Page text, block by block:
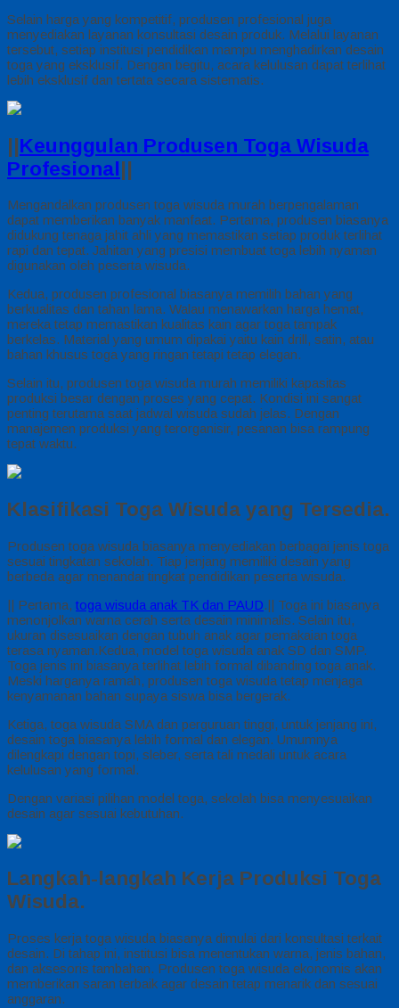
Selain harga yang kompetitif, produsen profesional juga
menyediakan layanan konsultasi desain produk. Melalui layanan
tersebut, setiap institusi pendidikan mampu menghadirkan desain
toga yang eksklusif. Dengan begitu, acara kelulusan dapat terlihat
lebih eksklusif dan tertata secara sistematis.
||Keunggulan Produsen Toga Wisuda
Profesional||
Mengandalkan produsen toga wisuda murah berpengalaman
dapat memberikan banyak manfaat. Pertama, produsen biasanya
didukung tenaga jahit ahli yang memastikan setiap produk terlihat
rapi dan tepat. Jahitan yang presisi membuat toga lebih nyaman
digunakan oleh peserta wisuda.
Kedua, produsen profesional biasanya memilih bahan yang
berkualitas dan tahan lama. Walau menawarkan harga hemat,
mereka tetap memastikan kualitas kain agar toga tampak
berkelas. Material yang umum dipakai yaitu kain drill, satin, atau
bahan khusus toga yang ringan tetapi tetap elegan.
Selain itu, produsen toga wisuda murah memiliki kapasitas
produksi besar dengan proses yang cepat. Kondisi ini sangat
penting terutama saat jadwal wisuda sudah jelas. Dengan
manajemen produksi yang terorganisir, pesanan bisa rampung
tepat waktu.
Klasifikasi Toga Wisuda yang Tersedia.
Produsen toga wisuda biasanya menyediakan berbagai jenis toga
sesuai tingkatan sekolah. Tiap jenjang memiliki desain yang
berbeda agar menandai tingkat pendidikan peserta wisuda.
|| Pertama, toga wisuda anak TK dan PAUD.|| Toga ini biasanya
menonjolkan warna cerah serta desain minimalis. Selain itu,
ukuran disesuaikan dengan tubuh anak agar pemakaian toga
terasa nyaman.Kedua, model toga wisuda anak SD dan SMP.
Toga jenis ini biasanya terlihat lebih formal dibanding toga anak.
Meski harganya ramah, produsen toga wisuda tetap menjaga
kenyamanan bahan supaya siswa bisa bergerak.
Ketiga, toga wisuda SMA dan perguruan tinggi, untuk jenjang ini,
desain toga biasanya lebih formal dan elegan. Umumnya
dilengkapi dengan topi, sleber, serta tali medali untuk acara
kelulusan yang formal.
Dengan variasi pilihan model toga, sekolah bisa menyesuaikan
desain agar sesuai kebutuhan.
Langkah-langkah Kerja Produksi Toga
Wisuda.
Proses kerja toga wisuda biasanya dimulai dari konsultasi terkait
desain. Di tahap ini, institusi bisa menentukan warna, jenis bahan,
dan aksesoris tambahan. Produsen toga wisuda ekonomis akan
memberikan saran terbaik agar desain tetap menarik dan sesuai
anggaran.